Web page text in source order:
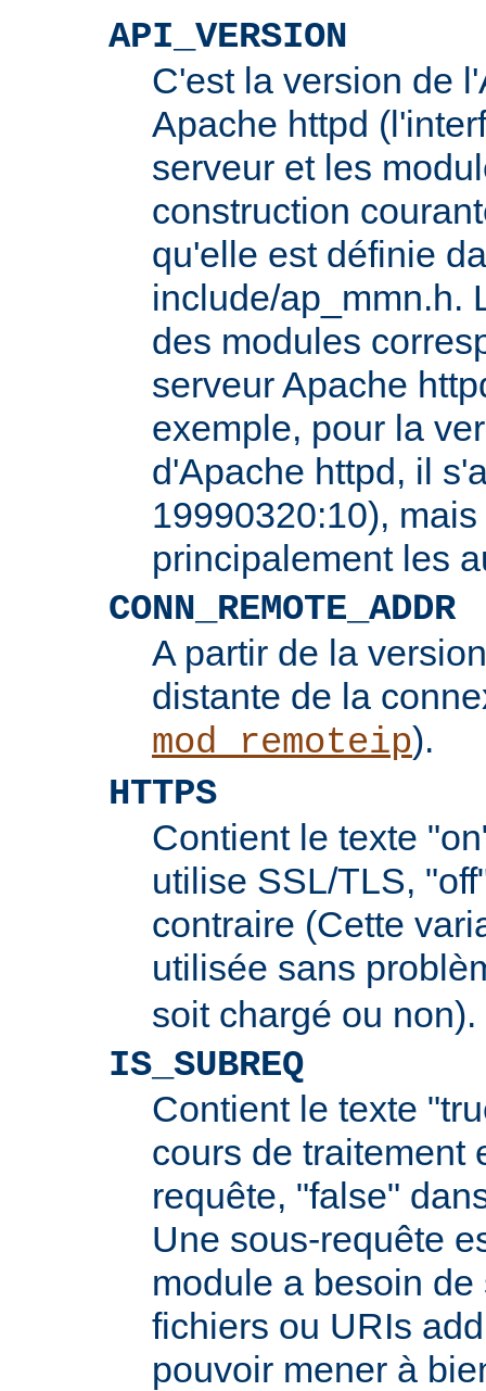
API_VERSION
C'est la version de
Apache httpd
serveur et les
construction
qu'elle est définie
include/ap_mmn.h.
des modules
serveur Apache
exemple, pour la
d'Apache httpd, il
19990320:10),
principalement les
CONN_REMOTE_ADDR
A partir de la
distante de la
mod_remoteip).
HTTPS
Contient le texte
utilise SSL/TLS,
contraire (Cette
utilisée sans
soit chargé ou non).
IS_SUBREQ
Contient le texte
cours de traitement
requête, "false"
Une sous-requête
module a besoin
fichiers ou URIs
pouvoir mener à